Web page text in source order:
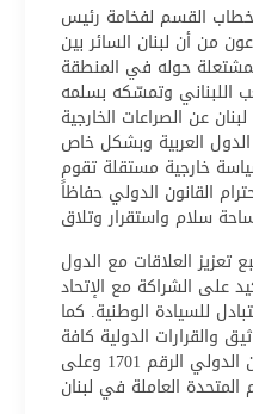
القسم لفخامة رئيس
من أن لبنان السائر بين
المشتعلة حوله في المنطقة
وتمسّكه بسلمه
عن الصراعات الخارجية
الدول العربية وبشكل خاص
خارجية مستقلة تقوم
القانون الدولي حفاظاً
تعزيز العلاقات مع الدول
على الشراكة مع الإتحاد
للسيادة الوطنية. كما
والقرارات الدولية كافة
والتزامها قرار مجلس الأمن الدولي الرقم 1701 وعلى